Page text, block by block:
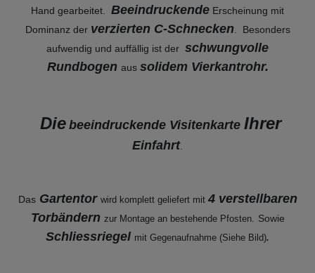
Hand gearbeitet. Beeindruckende Erscheinung mit
Dominanz der verzierten C-Schnecken . Besonders
aufwendig und auffällig ist der schwungvolle
Rundbogen aus solidem Vierkantrohr.
Die beeindruckende Visitenkarte Ihrer
Einfahrt.
DasGartentor wird komplett geliefert mit 4 verstellbaren
Torbändern zur Montage an bestehende Pfosten. Sowie
Schliessriegel mit Gegenaufnahme (Siehe Bild).